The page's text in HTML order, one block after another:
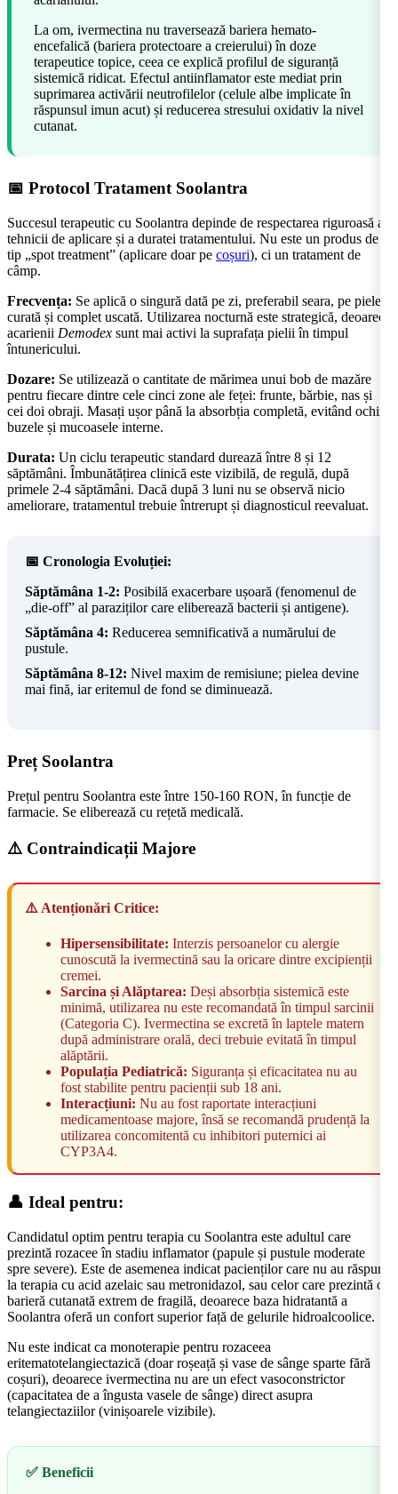
La om, ivermectina nu traversează bariera hemato-
encefalică (bariera protectoare a creierului) în doze
terapeutice topice, ceea ce explică profilul de siguranță
sistemică ridicat. Efectul antiinflamator este mediat prin
suprimarea activării neutrofilelor (celule albe implicate în
răspunsul imun acut) și reducerea stresului oxidativ la nivel
cutanat.
📅 Protocol Tratament Soolantra
Succesul terapeutic cu Soolantra depinde de respectarea riguroasă a
tehnicii de aplicare și a duratei tratamentului. Nu este un produs de
tip „spot treatment” (aplicare doar pe coșuri), ci un tratament de
câmp.
Frecvența: Se aplică o singură dată pe zi, preferabil seara, pe pielea
curată și complet uscată. Utilizarea nocturnă este strategică, deoarece
acarienii Demodex sunt mai activi la suprafața pielii în timpul
întunericului.
Dozare: Se utilizează o cantitate de mărimea unui bob de mazăre
pentru fiecare dintre cele cinci zone ale feței: frunte, bărbie, nas și
cei doi obraji. Masați ușor până la absorbția completă, evitând ochii,
buzele și mucoasele interne.
Durata: Un ciclu terapeutic standard durează între 8 și 12
săptămâni. Îmbunătățirea clinică este vizibilă, de regulă, după
primele 2-4 săptămâni. Dacă după 3 luni nu se observă nicio
ameliorare, tratamentul trebuie întrerupt și diagnosticul reevaluat.
📅 Cronologia Evoluției:
Săptămâna 1-2: Posibilă exacerbare ușoară (fenomenul de
„die-off” al paraziților care eliberează bacterii și antigene).
Săptămâna 4: Reducerea semnificativă a numărului de
pustule.
Săptămâna 8-12: Nivel maxim de remisiune; pielea devine
mai fină, iar eritemul de fond se diminuează.
Preț Soolantra
Prețul pentru Soolantra este între 150-160 RON, în funcție de
farmacie. Se eliberează cu rețetă medicală.
⚠️ Contraindicații Majore
⚠️ Atenționări Critice:
Hipersensibilitate: Interzis persoanelor cu alergie
cunoscută la ivermectină sau la oricare dintre excipienții
cremei.
Sarcina și Alăptarea: Deși absorbția sistemică este
minimă, utilizarea nu este recomandată în timpul sarcinii
(Categoria C). Ivermectina se excretă în laptele matern
după administrare orală, deci trebuie evitată în timpul
alăptării.
Populația Pediatrică: Siguranța și eficacitatea nu au
fost stabilite pentru pacienții sub 18 ani.
Interacțiuni: Nu au fost raportate interacțiuni
medicamentoase majore, însă se recomandă prudență la
utilizarea concomitentă cu inhibitori puternici ai
CYP3A4.
👤 Ideal pentru:
Candidatul optim pentru terapia cu Soolantra este adultul care
prezintă rozacee în stadiu inflamator (papule și pustule moderate
spre severe). Este de asemenea indicat pacienților care nu au răspuns
la terapia cu acid azelaic sau metronidazol, sau celor care prezintă o
barieră cutanată extrem de fragilă, deoarece baza hidratantă a
Soolantra oferă un confort superior față de gelurile hidroalcoolice.
Nu este indicat ca monoterapie pentru rozaceea
eritematotelangiectazică (doar roșeață și vase de sânge sparte fără
coșuri), deoarece ivermectina nu are un efect vasoconstrictor
(capacitatea de a îngusta vasele de sânge) direct asupra
telangiectaziilor (vinișoarele vizibile).
✅ Beneficii